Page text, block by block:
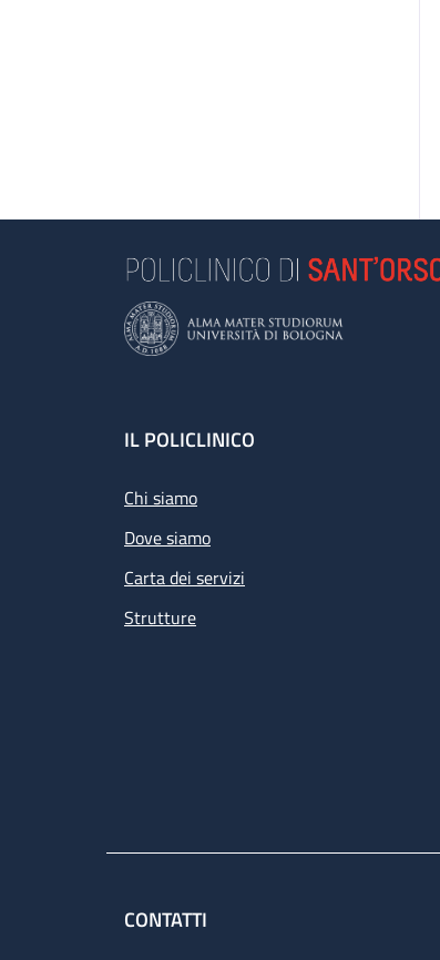
Footer
IL POLICLINICO
Chi siamo
Dove siamo
Carta dei servizi
Strutture
CONTATTI